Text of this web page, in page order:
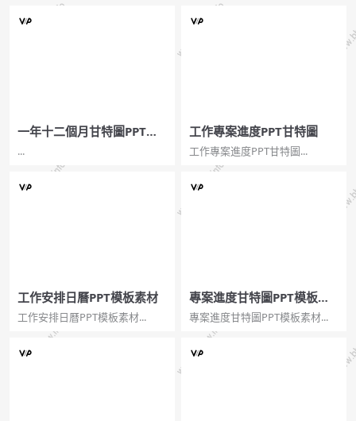
一年十二個月甘特圖PPT模
...
工作專案進度PPT甘特圖
工作專案進度PPT甘特圖...
工作安排日曆PPT模板素材
工作安排日曆PPT模板素材...
專案進度甘特圖PPT模板素
材
專案進度甘特圖PPT模板素材...